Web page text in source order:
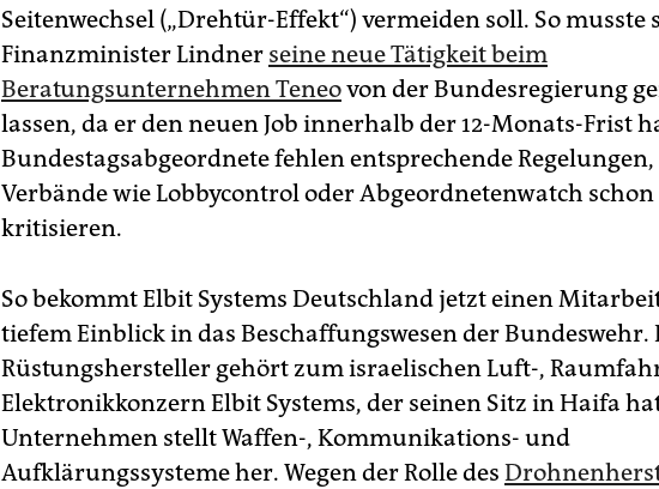
Seitenwechsel („Drehtür-Effekt“) vermeiden soll. So musste
Finanzminister Lindner seine neue Tätigkeit beim
Beratungsunternehmen Teneovon der Bundesregierung
lassen, da er den neuen Job innerhalb der 12-Monats-Frist
Bundestagsabgeordnete fehlen entsprechende Regelungen,
Verbände wie Lobbycontrol oder Abgeordnetenwatch
kritisieren.
So bekommt Elbit Systems Deutschland jetzt einen
tiefem Einblick in das Beschaffungswesen der Bundeswehr.
Rüstungshersteller gehört zum israelischen Luft-,
Elektronikkonzern Elbit Systems, der seinen Sitz in Haifa
Unternehmen stellt Waffen-, Kommunikations- und
Aufklärungssysteme her. Wegen der Rolle des